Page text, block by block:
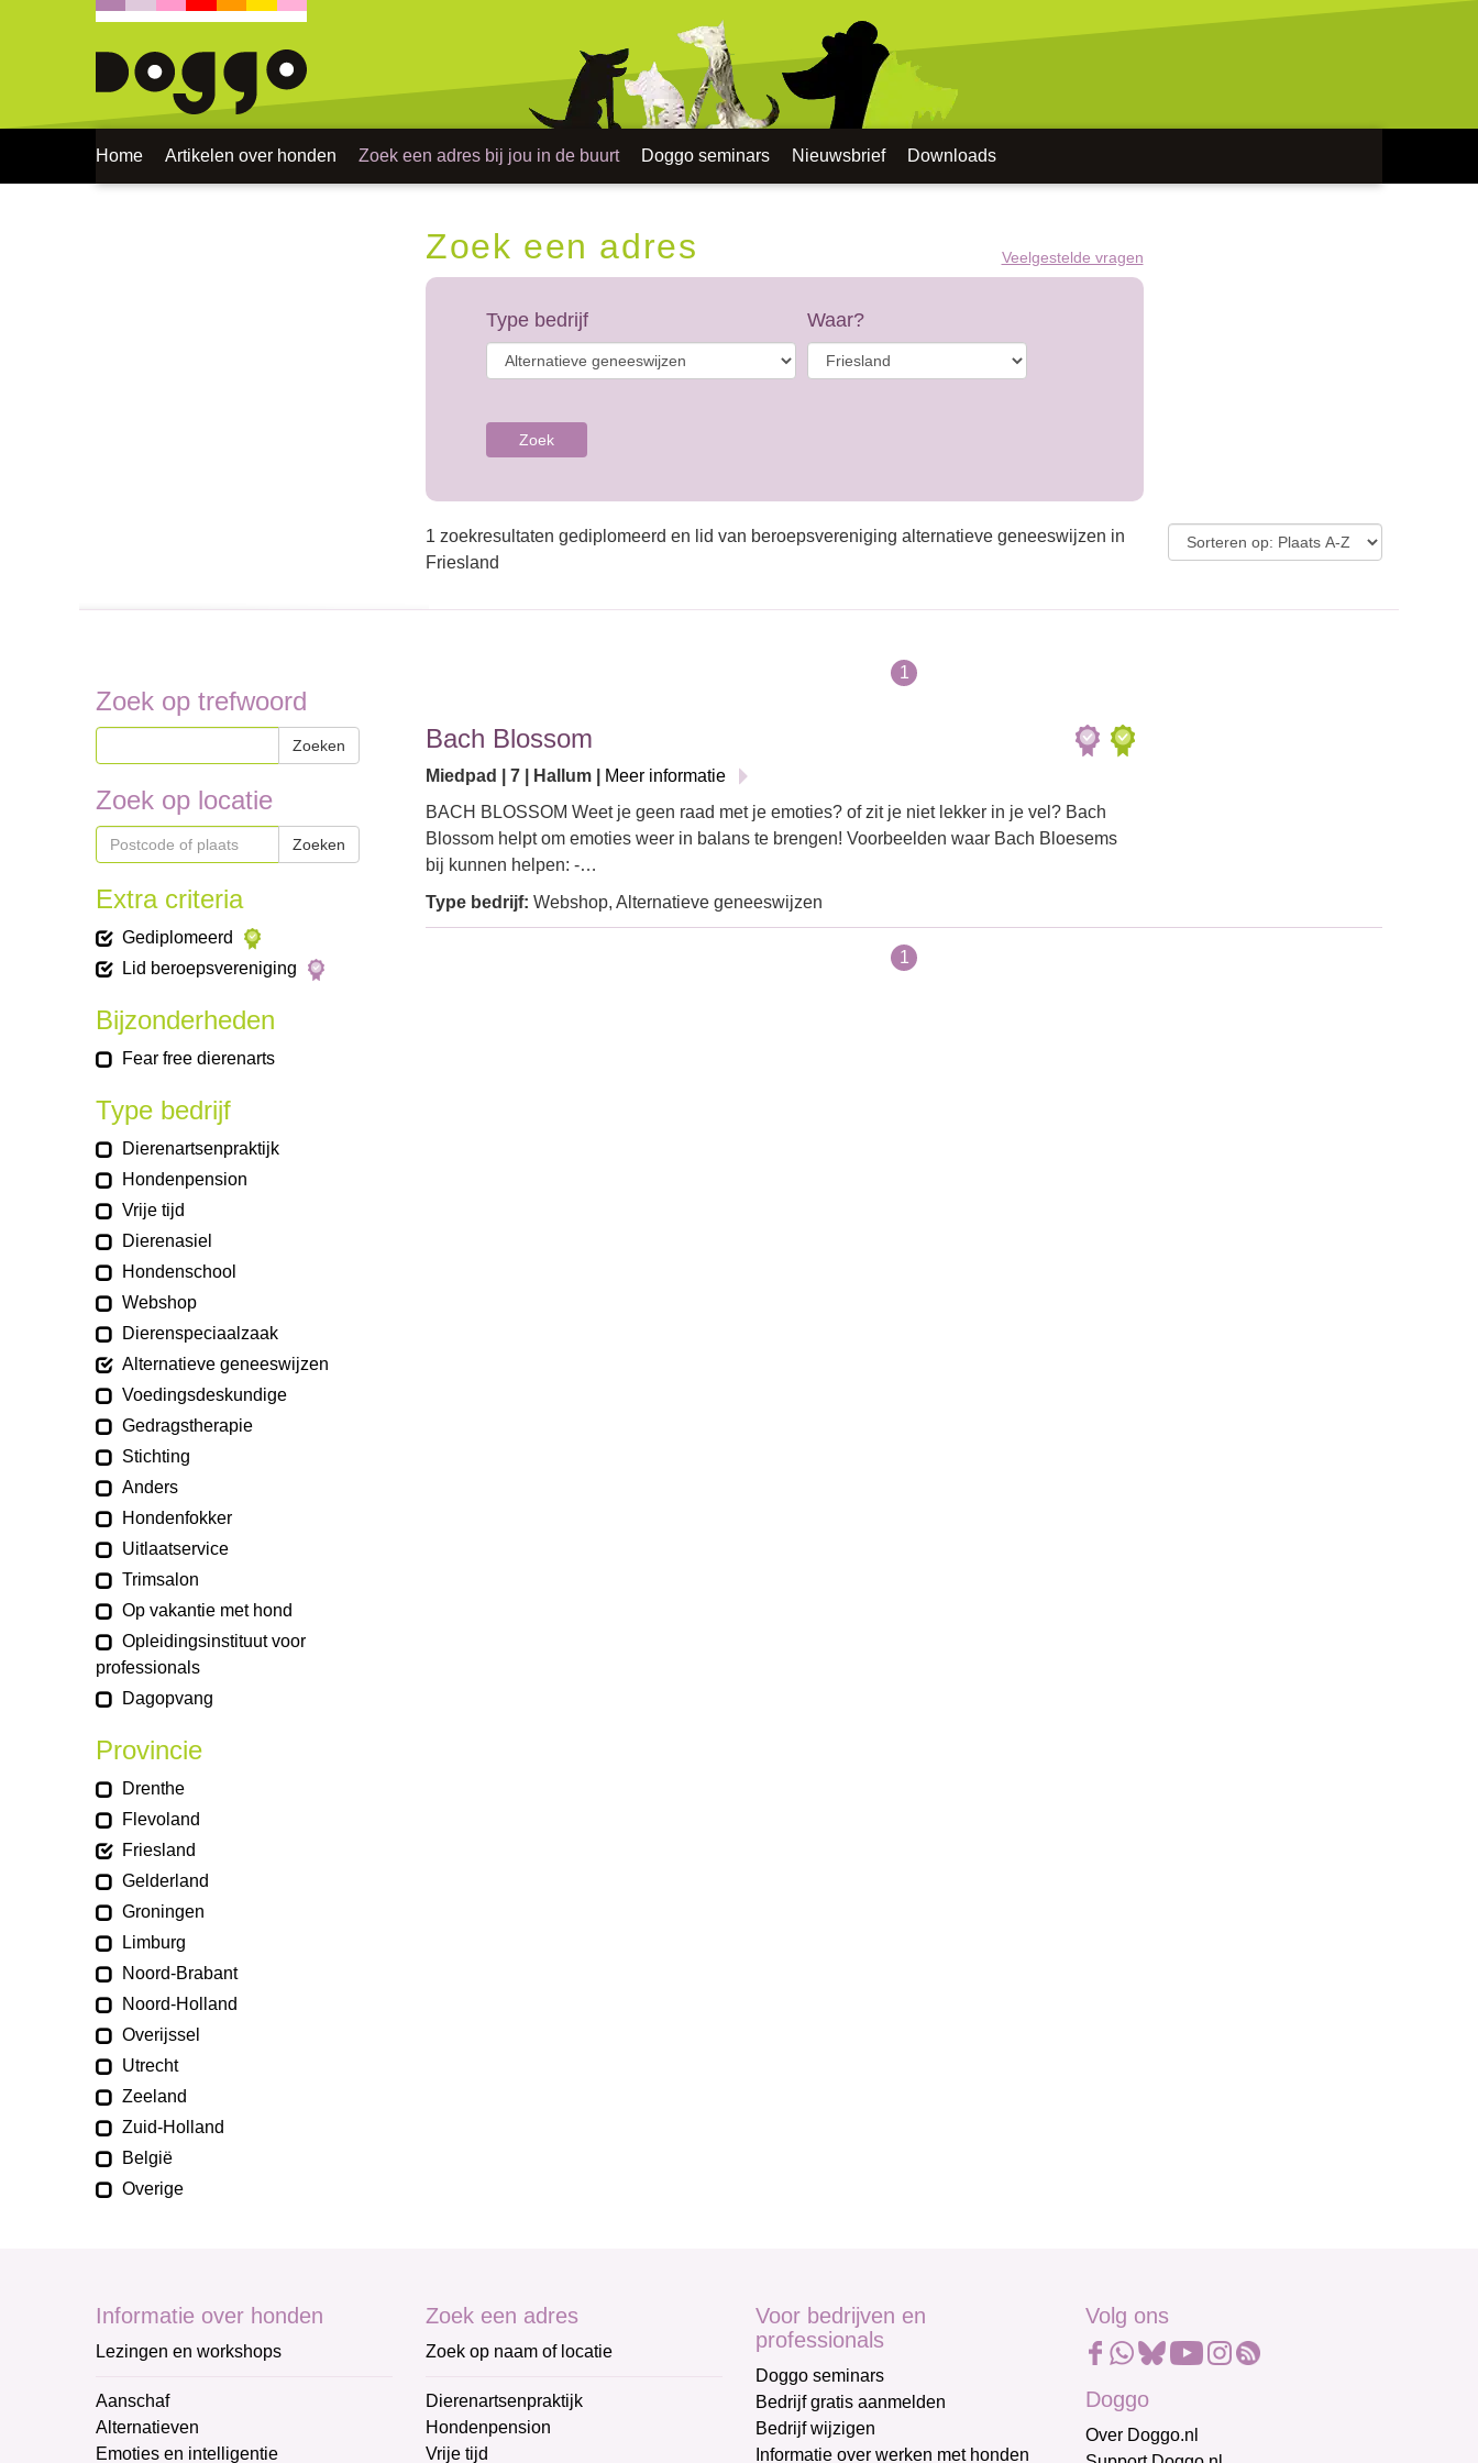
Home Artikelen over honden Zoek een adres bij jou in de buurt Doggo seminars Nieuwsbrief Downloads
Zoek een adres Veelgestelde vragen
Type bedrijf Waar?
Zoek
1 zoekresultaten gediplomeerd en lid van beroepsvereniging alternatieve geneeswijzen in
Friesland
Zoek op trefwoord
Zoeken
Zoek op locatie
Zoeken
Extra criteria
Gediplomeerd
Lid beroepsvereniging
Bijzonderheden
Fear free dierenarts
Type bedrijf
Dierenartsenpraktijk
Hondenpension
Vrije tijd
Dierenasiel
Hondenschool
Webshop
Dierenspeciaalzaak
Alternatieve geneeswijzen
Voedingsdeskundige
Gedragstherapie
Stichting
Anders
Hondenfokker
Uitlaatservice
Trimsalon
Op vakantie met hond
Opleidingsinstituut voor
professionals
Dagopvang
Provincie
Drenthe
Flevoland
Friesland
Gelderland
Groningen
Limburg
Noord-Brabant
Noord-Holland
Overijssel
Utrecht
Zeeland
Zuid-Holland
België
Overige
1
Bach Blossom
Miedpad | 7 | Hallum |
Meer informatie
BACH BLOSSOM Weet je geen raad met je emoties? of zit je niet lekker in je vel? Bach
Blossom helpt om emoties weer in balans te brengen! Voorbeelden waar Bach Bloesems
bij kunnen helpen: -…
Type bedrijf: Webshop, Alternatieve geneeswijzen
1
Informatie over honden
Lezingen en workshops
Aanschaf
Alternatieven
Emoties en intelligentie
Zoek een adres
Zoek op naam of locatie
Dierenartsenpraktijk
Hondenpension
Vrije tijd
Voor bedrijven en
professionals
Doggo seminars
Bedrijf gratis aanmelden
Bedrijf wijzigen
Informatie over werken met honden
Volg ons
Doggo
Over Doggo.nl